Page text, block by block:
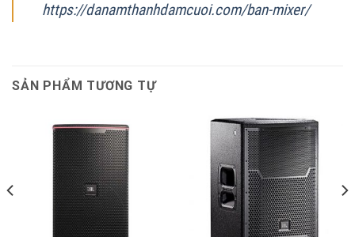
https://danamthanhdamcuoi.com/ban-mixer/
SẢN PHẨM TƯƠNG TỰ